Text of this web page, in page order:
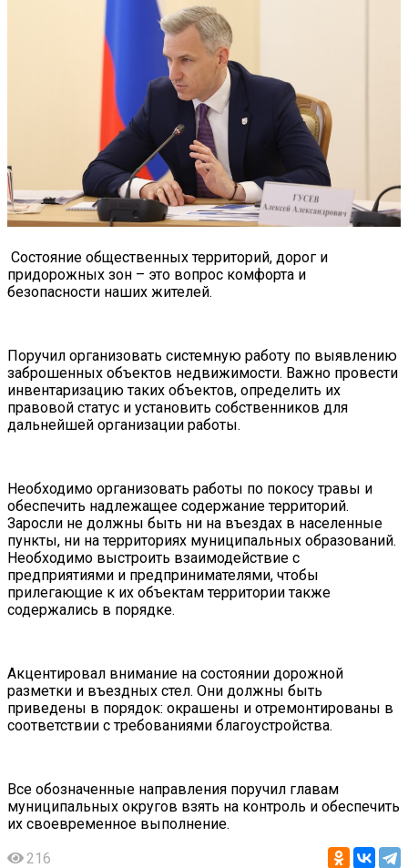
Состояние общественных территорий, дорог и
придорожных зон – это вопрос комфорта и
безопасности наших жителей.
Поручил организовать системную работу по выявлению
заброшенных объектов недвижимости. Важно провести
инвентаризацию таких объектов, определить их
правовой статус и установить собственников для
дальнейшей организации работы.
Необходимо организовать работы по покосу травы и
обеспечить надлежащее содержание территорий.
Заросли не должны быть ни на въездах в населенные
пункты, ни на территориях муниципальных образований.
Необходимо выстроить взаимодействие с
предприятиями и предпринимателями, чтобы
прилегающие к их объектам территории также
содержались в порядке.
Акцентировал внимание на состоянии дорожной
разметки и въездных стел. Они должны быть
приведены в порядок: окрашены и отремонтированы в
соответствии с требованиями благоустройства.
Все обозначенные направления поручил главам
муниципальных округов взять на контроль и обеспечить
их своевременное выполнение.
216